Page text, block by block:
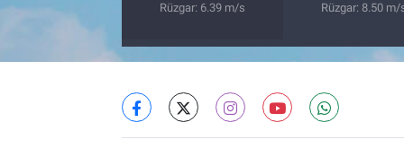
Rüzgar: 6.39 m/s
Rüzgar: 8.50 m/